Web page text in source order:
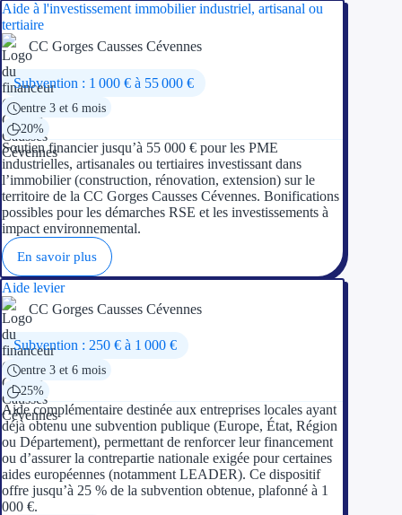
Aide à l'investissement immobilier industriel, artisanal ou
tertiaire
CC Gorges Causses Cévennes
Subvention : 1 000 € à 55 000 €
entre 3 et 6 mois
20%
Soutien financier jusqu’à 55 000 € pour les PME
industrielles, artisanales ou tertiaires investissant dans
l’immobilier (construction, rénovation, extension) sur le
territoire de la CC Gorges Causses Cévennes. Bonifications
possibles pour les démarches RSE et les investissements à
impact environnemental.
En savoir plus
Aide levier
CC Gorges Causses Cévennes
Subvention : 250 € à 1 000 €
entre 3 et 6 mois
25%
Aide complémentaire destinée aux entreprises locales ayant
déjà obtenu une subvention publique (Europe, État, Région
ou Département), permettant de renforcer leur financement
ou d’assurer la contrepartie nationale exigée pour certaines
aides européennes (notamment LEADER). Ce dispositif
offre jusqu’à 25 % de la subvention obtenue, plafonné à 1
000 €.